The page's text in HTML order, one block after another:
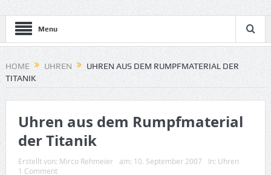
Menu
HOME UHREN
UHREN AUS DEM RUMPFMATERIAL DER
TITANIK
Uhren aus dem Rumpfmaterial
der Titanik
Erstellt von: Mirco Rehmeier am: 10. September 2007 In: Uhren
1 Comment